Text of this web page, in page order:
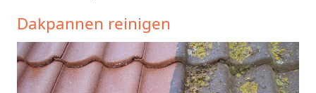
Dakpannen reinigen